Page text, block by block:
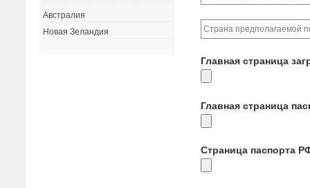
Главная страница
Главная страница
Страница паспорта
Австралия
Новая Зеландия